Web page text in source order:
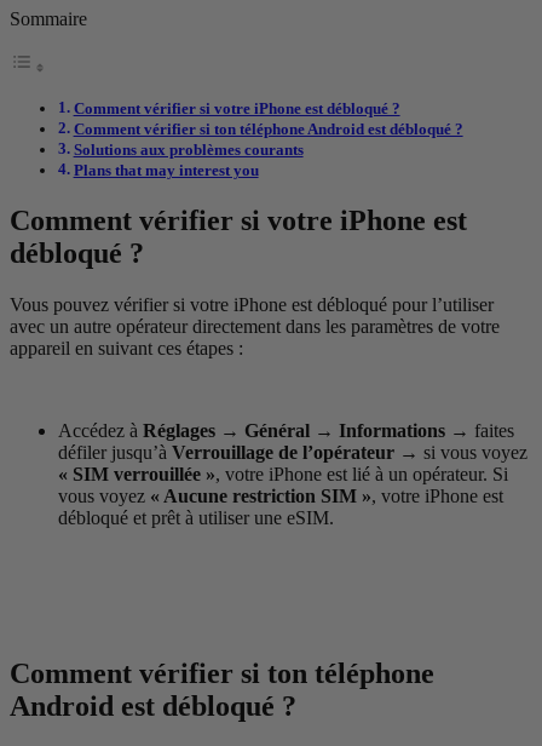
Sommaire
Comment vérifier si votre iPhone est débloqué ?
Comment vérifier si ton téléphone Android est débloqué ?
Solutions aux problèmes courants
Plans that may interest you
Comment vérifier si votre iPhone est
débloqué ?
Vous pouvez vérifier si votre iPhone est débloqué pour l’utiliser
avec un autre opérateur directement dans les paramètres de votre
appareil en suivant ces étapes :
Accédez à Réglages → Général → Informations → faites
défiler jusqu’à Verrouillage de l’opérateur → si vous voyez
« SIM verrouillée », votre iPhone est lié à un opérateur. Si
vous voyez « Aucune restriction SIM », votre iPhone est
débloqué et prêt à utiliser une eSIM.
Comment vérifier si ton téléphone
Android est débloqué ?